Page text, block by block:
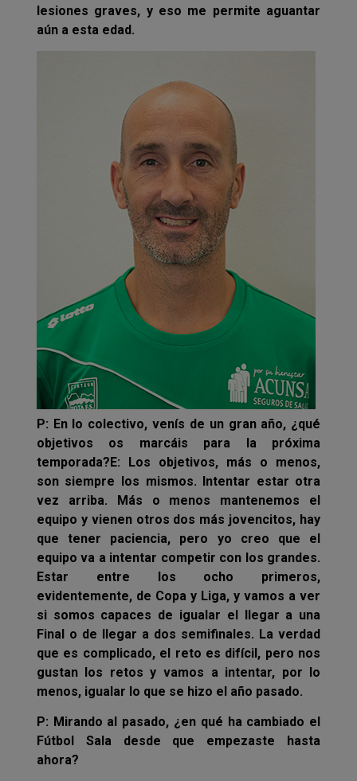
lesiones graves, y eso me permite aguantar
aún a esta edad.
P: En lo colectivo, venís de un gran año, ¿qué
objetivos os marcáis para la próxima
temporada?E: Los objetivos, más o menos,
son siempre los mismos. Intentar estar otra
vez arriba. Más o menos mantenemos el
equipo y vienen otros dos más jovencitos, hay
que tener paciencia, pero yo creo que el
equipo va a intentar competir con los grandes.
Estar entre los ocho primeros,
evidentemente, de Copa y Liga, y vamos a ver
si somos capaces de igualar el llegar a una
Final o de llegar a dos semifinales. La verdad
que es complicado, el reto es difícil, pero nos
gustan los retos y vamos a intentar, por lo
menos, igualar lo que se hizo el año pasado.
P: Mirando al pasado, ¿en qué ha cambiado el
Fútbol Sala desde que empezaste hasta
ahora?